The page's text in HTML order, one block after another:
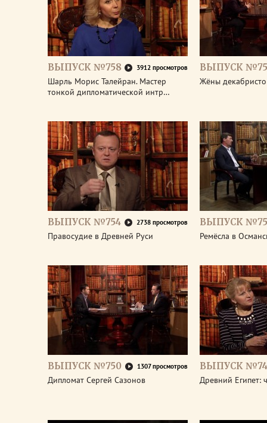
ВЫПУСК №758 3912 просмотров
Шарль Морис Талейран. Мастер
тонкой дипломатической интр…
ВЫПУСК
Жёны
ВЫПУСК №754 2738 просмотров
Правосудие в Древней Руси
ВЫПУСК
Ремёсла в
ВЫПУСК №750 1307 просмотров
Дипломат Сергей Сазонов
ВЫПУСК
Древний Египет: